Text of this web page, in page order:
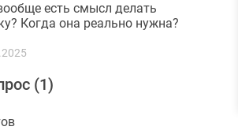
есть смысл делать
Когда она реально нужна?
(1)